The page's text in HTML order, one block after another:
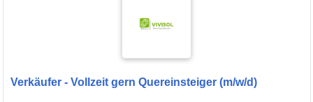
Verkäufer - Vollzeit gern Quereinsteiger (m/w/d)